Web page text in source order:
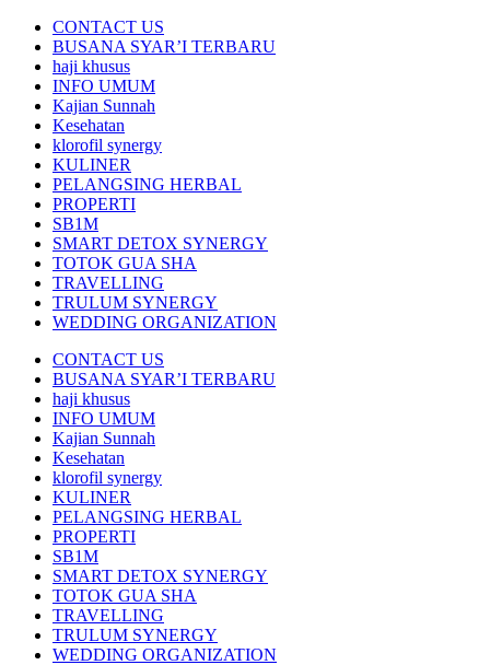
CONTACT US
BUSANA SYAR’I TERBARU
haji khusus
INFO UMUM
Kajian Sunnah
Kesehatan
klorofil synergy
KULINER
PELANGSING HERBAL
PROPERTI
SB1M
SMART DETOX SYNERGY
TOTOK GUA SHA
TRAVELLING
TRULUM SYNERGY
WEDDING ORGANIZATION
CONTACT US
BUSANA SYAR’I TERBARU
haji khusus
INFO UMUM
Kajian Sunnah
Kesehatan
klorofil synergy
KULINER
PELANGSING HERBAL
PROPERTI
SB1M
SMART DETOX SYNERGY
TOTOK GUA SHA
TRAVELLING
TRULUM SYNERGY
WEDDING ORGANIZATION